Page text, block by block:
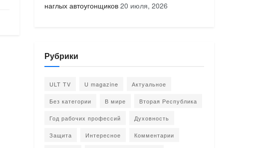
наглых автоугонщиков 20 июля, 2026
Рубрики
ULT TV U magazine Актуальное
Без категории В мире Вторая Республика
Год рабочих профессий Духовность
Защита Интересное Комментарии